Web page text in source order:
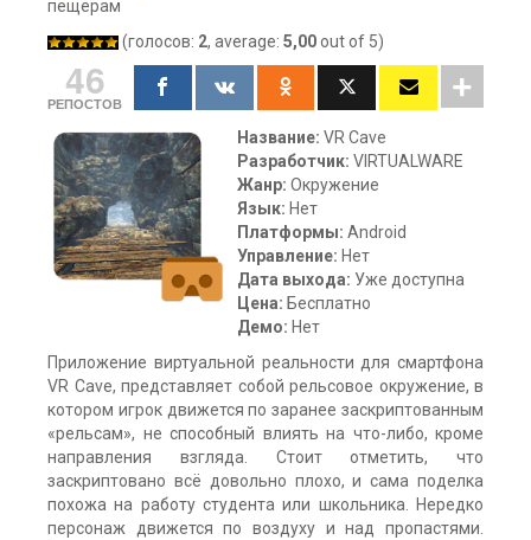
пещерам
(голосов: 2, average: 5,00out of 5)
46
РЕПОСТОВ
Название: VR Cave
Разработчик: VIRTUALWARE
Жанр: Окружение
Язык: Нет
Платформы: Android
Управление: Нет
Дата выхода: Уже доступна
Цена: Бесплатно
Демо: Нет
Приложение виртуальной реальности для смартфона
VR Cave, представляет собой рельсовое окружение, в
котором игрок движется по заранее заскриптованным
«рельсам», не способный влиять на что-либо, кроме
направления взгляда. Стоит отметить, что
заскриптовано всё довольно плохо, и сама поделка
похожа на работу студента или школьника. Нередко
персонаж движется по воздуху и над пропастями.